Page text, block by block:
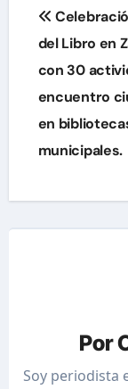
de
del Libro en
con 30
encuentro
en
municipales.
Por
Soy periodista